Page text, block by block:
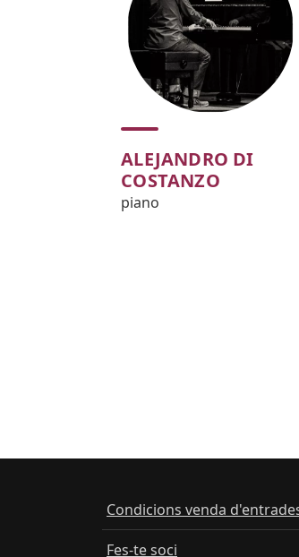
ALEJANDRO DI
COSTANZO
piano
Condicions venda
Fes-te soci